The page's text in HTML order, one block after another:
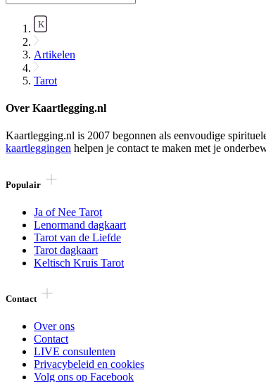
Artikelen
Tarot
Over Kaartlegging.nl
Kaartlegging.nl is 2007 begonnen als eenvoudige
kaartleggingen helpen je contact te maken met je
Populair
Ja of Nee Tarot
Lenormand dagkaart
Tarot van de Liefde
Tarot dagkaart
Keltisch Kruis Tarot
Contact
Over ons
Contact
LIVE consulenten
Privacybeleid en cookies
Volg ons op Facebook